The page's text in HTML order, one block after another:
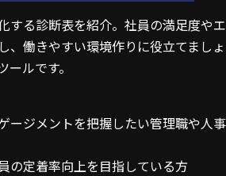
する診断表を紹介。社員の満足度やエ
、働きやすい環境作りに役立てましょ
ルです。
ージメントを把握したい管理職や人事
の定着率向上を目指している方